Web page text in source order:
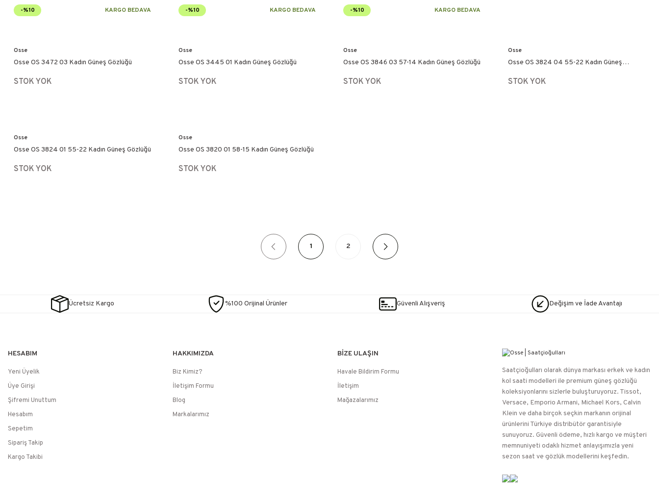
-%10 KARGO BEDAVA -%10 KARGO BEDAVA -%10 KARGO BEDAVA
Osse
Osse OS 3472 03 Kadın Güneş Gözlüğü
STOK YOK
Osse
Osse OS 3445 01 Kadın Güneş Gözlüğü
STOK YOK
Osse
Osse OS 3846 03 57-14 Kadın Güneş Gözlüğü
STOK YOK
Osse
Osse OS 3824 04 55-22 Kadın Güneş
STOK YOK
Osse
Osse OS 3824 01 55-22 Kadın Güneş Gözlüğü
STOK YOK
Osse
Osse OS 3820 01 58-15 Kadın Güneş Gözlüğü
STOK YOK
1 2
Ücretsiz Kargo %100 Orijinal Ürünler Güvenli Alışveriş Değişim ve İade Avantajı
HESABIM
Yeni Üyelik
Üye Girişi
Şifremi Unuttum
Hesabım
Sepetim
Sipariş Takip
Kargo Takibi
HAKKIMIZDA
Biz Kimiz?
İletişim Formu
Blog
Markalarımız
BİZE ULAŞIN
Havale Bildirim Formu
İletişim
Mağazalarımız
Saatçioğulları⁠ olarak dünya markası erkek ve kadın
kol saati modelleri ile premium güneş gözlüğü
koleksiyonlarını sizlerle buluşturuyoruz. Tissot,
Versace, Emporio Armani, Michael Kors, Calvin
Klein ve daha birçok seçkin markanın orijinal
ürünlerini Türkiye distribütör garantisiyle
sunuyoruz. Güvenli ödeme, hızlı kargo ve müşteri
memnuniyeti odaklı hizmet anlayışımızla yeni
sezon saat ve gözlük modellerini keşfedin.